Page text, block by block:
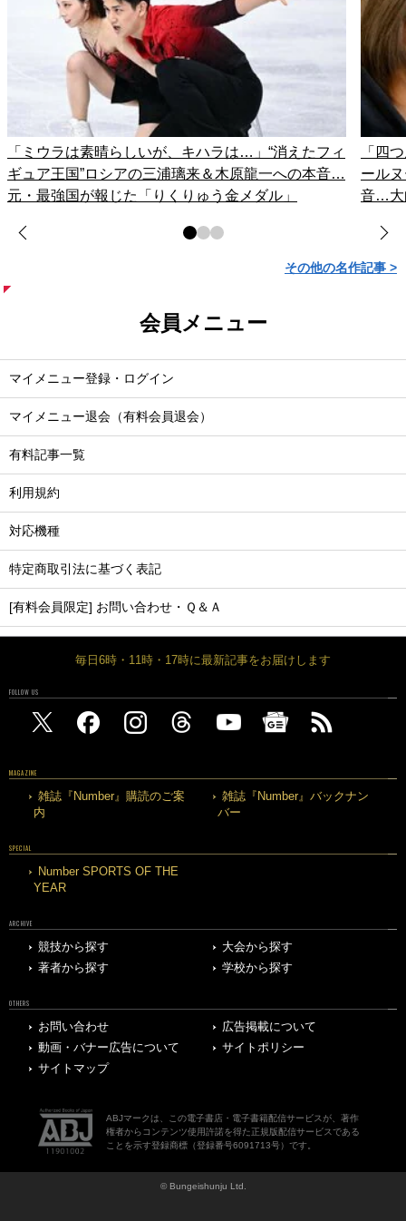
「ミウラは素晴らしいが、キハラは…」“消えたフィ
ギュア王国”ロシアの三浦璃来＆木原龍一への本音…
元・最強国が報じた「りくりゅう金メダル」
「四
ール
音…大
その他の名作記事 >
会員メニュー
マイメニュー登録・ログイン
マイメニュー退会（有料会員退会）
有料記事一覧
利用規約
対応機種
特定商取引法に基づく表記
[有料会員限定] お問い合わせ・Ｑ＆Ａ
毎日6時・11時・17時に最新記事をお届けします
FOLLOW US
MAGAZINE
雑誌『Number』購読のご案
内
雑誌『Number』バックナン
バー
SPECIAL
Number SPORTS OF THE
YEAR
ARCHIVE
競技から探す
大会から探す
著者から探す
学校から探す
OTHERS
お問い合わせ
広告掲載について
動画・バナー広告について
サイトポリシー
サイトマップ
ABJマークは、この電子書店・電子書籍配信サービスが、著作
権者からコンテンツ使用許諾を得た正規版配信サービスである
ことを示す登録商標（登録番号6091713号）です。
© Bungeishunju Ltd.